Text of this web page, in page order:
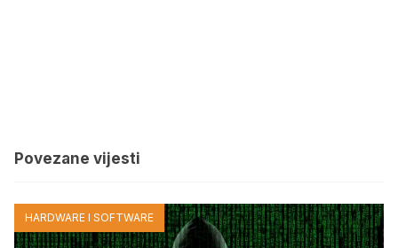
Povezane vijesti
HARDWARE I SOFTWARE